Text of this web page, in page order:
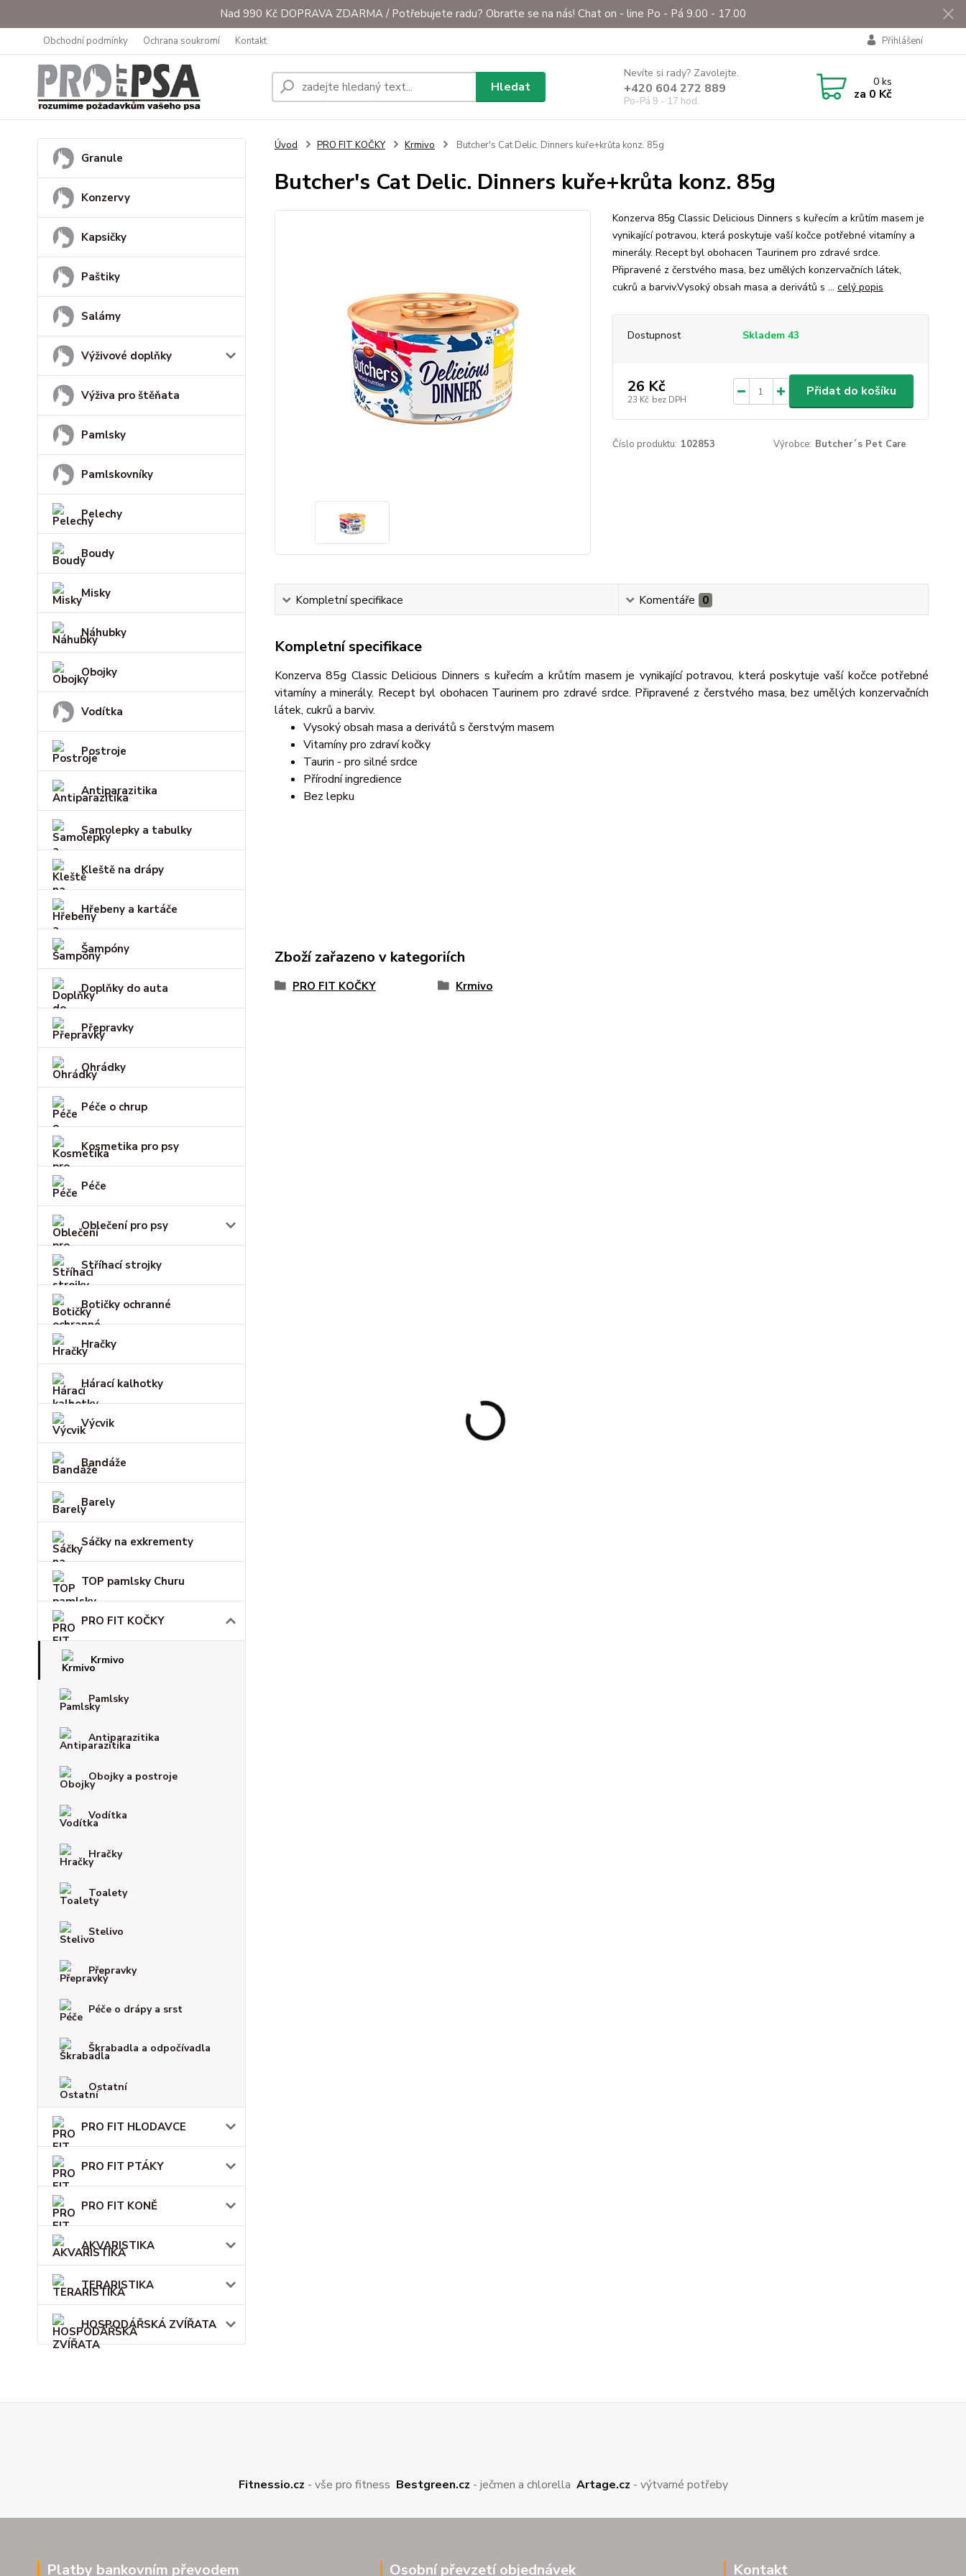
Nad 990 Kč DOPRAVA ZDARMA / Potřebujete radu? Obraťte se na nás! Chat on - line Po - Pá 9.00 - 17.00
Obchodní podmínky Ochrana soukromí Kontakt Přihlášení
Hledat
Nevíte si rady? Zavolejte.
+420 604 272 889
Po-Pá 9 - 17 hod.
0ks
za 0 Kč
Granule
Konzervy
Kapsičky
Paštiky
Salámy
Výživové doplňky
Výživa pro štěňata
Pamlsky
Pamlskovníky
Pelechy
Boudy
Misky
Náhubky
Obojky
Vodítka
Postroje
Antiparazitika
Samolepky a tabulky
Kleště na drápy
Hřebeny a kartáče
Šampóny
Doplňky do auta
Přepravky
Ohrádky
Péče o chrup
Kosmetika pro psy
Péče
Oblečení pro psy
Stříhací strojky
Botičky ochranné
Hračky
Hárací kalhotky
Výcvik
Bandáže
Barely
Sáčky na exkrementy
TOP pamlsky Churu
PRO FIT KOČKY
Krmivo
Pamlsky
Antiparazitika
Obojky a postroje
Vodítka
Hračky
Toalety
Stelivo
Přepravky
Péče o drápy a srst
Škrabadla a odpočívadla
Ostatní
PRO FIT HLODAVCE
PRO FIT PTÁKY
PRO FIT KONĚ
AKVARISTIKA
TERARISTIKA
HOSPODÁŘSKÁ ZVÍŘATA
Úvod PRO FIT KOČKY Krmivo Butcher's Cat Delic. Dinners kuře+krůta konz. 85g
Butcher's Cat Delic. Dinners kuře+krůta konz. 85g
Konzerva 85g Classic Delicious Dinners s kuřecím a krůtím masem je
vynikající potravou, která poskytuje vaší kočce potřebné vitamíny a
minerály. Recept byl obohacen Taurinem pro zdravé srdce.
Připravené z čerstvého masa, bez umělých konzervačních látek,
cukrů a barviv.Vysoký obsah masa a derivátů s ... celý popis
Dostupnost Skladem 43
26 Kč
23 Kč bez DPH
Přidat do košíku
Číslo produktu: 102853 Výrobce: Butcher´s Pet Care
Kompletní specifikace Komentáře 0
Kompletní specifikace
Konzerva 85g Classic Delicious Dinners s kuřecím a krůtím masem je vynikající potravou, která poskytuje vaší kočce potřebné
vitamíny a minerály. Recept byl obohacen Taurinem pro zdravé srdce. Připravené z čerstvého masa, bez umělých konzervačních
látek, cukrů a barviv.
Vysoký obsah masa a derivátů s čerstvým masem
Vitamíny pro zdraví kočky
Taurin - pro silné srdce
Přírodní ingredience
Bez lepku
Zboží zařazeno v kategoriích
PRO FIT KOČKY Krmivo
Fitnessio.cz - vše pro fitness Bestgreen.cz - ječmen a chlorella Artage.cz - výtvarné potřeby
Platby bankovním převodem Osobní převzetí objednávek Kontakt